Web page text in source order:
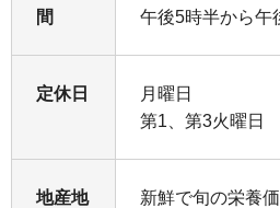
間
午後5時半から午
定休日
月曜日
第1、第3火曜日
地産地
新鮮で旬の栄養